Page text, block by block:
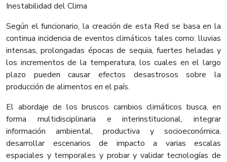
Inestabilidad del Clima
Según el funcionario, la creación de esta Red se basa en la
continua incidencia de eventos climáticos tales como: lluvias
intensas, prolongadas épocas de sequia, fuertes heladas y
los incrementos de la temperatura, los cuales en el largo
plazo pueden causar efectos desastrosos sobre la
producción de alimentos en el país.
El abordaje de los bruscos cambios climáticos busca, en
forma multidisciplinaria e interinstitucional, integrar
información ambiental, productiva y socioeconómica,
desarrollar escenarios de impacto a varias escalas
espaciales y temporales y probar y validar tecnologías de